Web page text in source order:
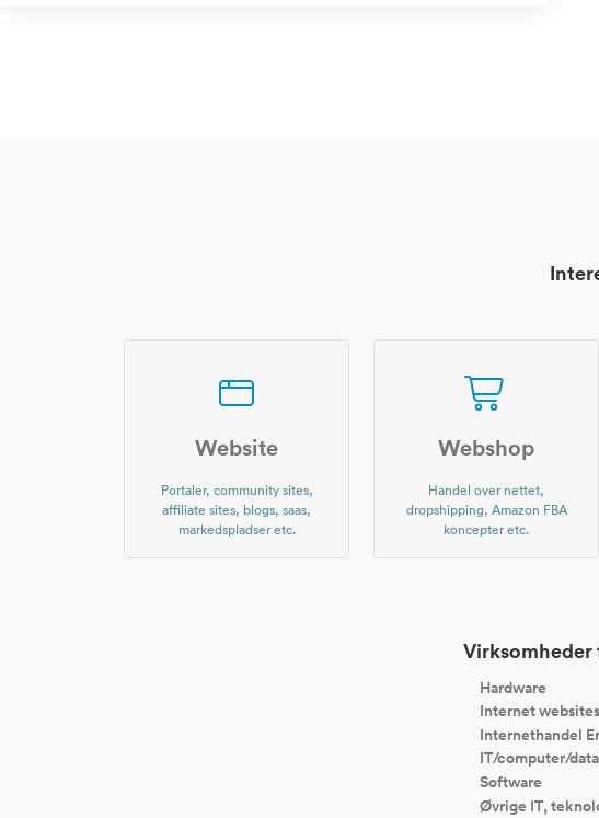
Website
Portaler, community sites,
affiliate sites, blogs, saas,
markedspladser etc.
Webshop
Handel over nettet,
dropshipping, Amazon FBA
koncepter etc.
Hardware
Internet websites
Internethandel
IT/computer/
Software
Øvrige IT,